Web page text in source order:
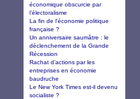
économique obscurcie par
l’électoralisme
La fin de l'économie politique
française ?
Un anniversaire saumâtre : le
déclenchement de la Grande
Récession
Rachat d’actions par les
entreprises en économie
baudruche
Le New York Times est-il devenu
socialiste ?